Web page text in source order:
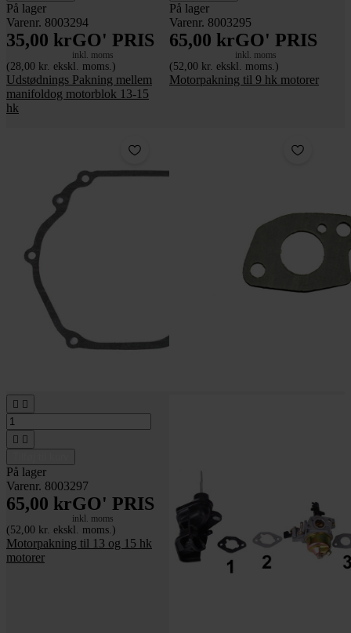
På lager
Varenr. 8003294
35,00 krGO' PRIS
inkl. moms
(28,00 kr. ekskl. moms.)
Udstødnings Pakning mellem
manifoldog motorblok 13-15
hk
På lager
Varenr. 8003295
65,00 krGO' PRIS
inkl. moms
(52,00 kr. ekskl. moms.)
Motorpakning til 9 hk motorer
 
 
På lager
Varenr. 8003297
65,00 krGO' PRIS
inkl. moms
(52,00 kr. ekskl. moms.)
Motorpakning til 13 og 15 hk
motorer